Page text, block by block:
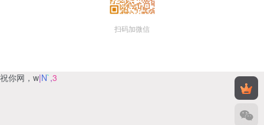
扫码加微信
祝你网，w.$eG